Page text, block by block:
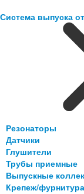
Система выпуска
Резонаторы
Датчики
Глушители
Трубы приемные
Выпускные
Крепеж/фурнитура